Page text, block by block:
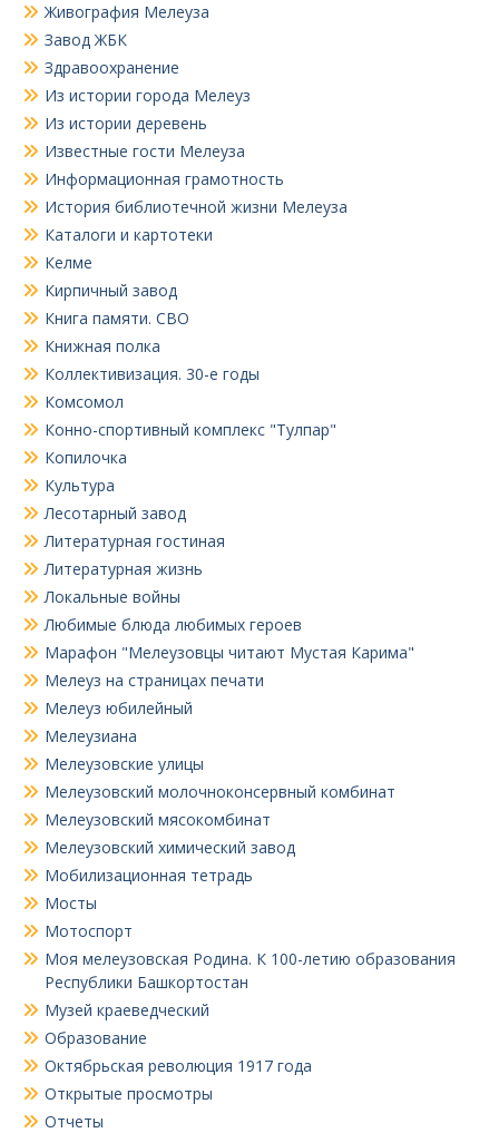
Живография Мелеуза
Завод ЖБК
Здравоохранение
Из истории города Мелеуз
Из истории деревень
Известные гости Мелеуза
Информационная грамотность
История библиотечной жизни Мелеуза
Каталоги и картотеки
Келме
Кирпичный завод
Книга памяти. СВО
Книжная полка
Коллективизация. 30-е годы
Комсомол
Конно-спортивный комплекс "Тулпар"
Копилочка
Культура
Лесотарный завод
Литературная гостиная
Литературная жизнь
Локальные войны
Любимые блюда любимых героев
Марафон "Мелеузовцы читают Мустая Карима"
Мелеуз на страницах печати
Мелеуз юбилейный
Мелеузиана
Мелеузовские улицы
Мелеузовский молочноконсервный комбинат
Мелеузовский мясокомбинат
Мелеузовский химический завод
Мобилизационная тетрадь
Мосты
Мотоспорт
Моя мелеузовская Родина. К 100-летию образования
Республики Башкортостан
Музей краеведческий
Образование
Октябрьская революция 1917 года
Открытые просмотры
Отчеты